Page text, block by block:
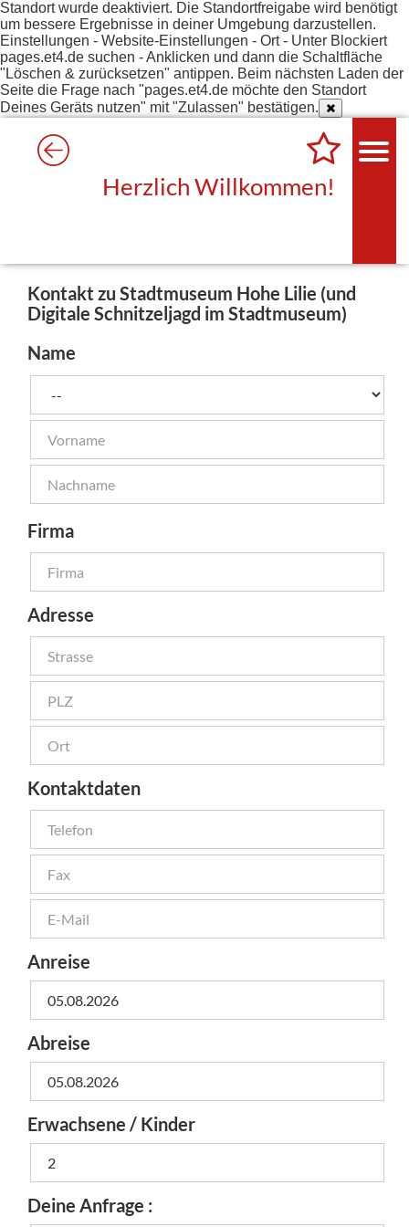
Standort wurde deaktiviert. Die Standortfreigabe wird benötigt
um bessere Ergebnisse in deiner Umgebung darzustellen.
Einstellungen - Website-Einstellungen - Ort - Unter Blockiert
pages.et4.de suchen - Anklicken und dann die Schaltfläche
"Löschen & zurücksetzen" antippen. Beim nächsten Laden der
Seite die Frage nach "pages.et4.de möchte den Standort
Deines Geräts nutzen" mit "Zulassen" bestätigen.
Herzlich Willkommen!
Kontakt zu Stadtmuseum Hohe Lilie (und
Digitale Schnitzeljagd im Stadtmuseum)
Name
Firma
Adresse
Kontaktdaten
Anreise
Abreise
Erwachsene / Kinder
Deine Anfrage :